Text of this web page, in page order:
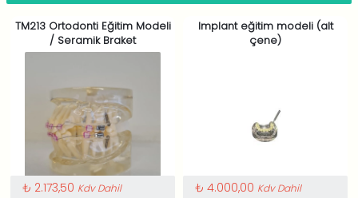
TM213 Ortodonti Eğitim Modeli
/ Seramik Braket
₺ 2.173,50 Kdv Dahil
Implant eğitim modeli (alt
çene)
₺ 4.000,00 Kdv Dahil